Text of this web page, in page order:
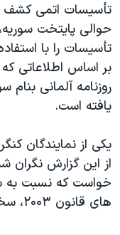
تأسيسات اتمی کشف
حوالی پايتخت
تأسيسات را با
بر اساس اطلاعاتی
روزنامه آلمانی بنام
يافته است.
يکی از نمايندگان
از اين گزارش نگران
خواست که نسبت به
های قانون ۲۰۰۳، سخت گيری بعمل آورد.